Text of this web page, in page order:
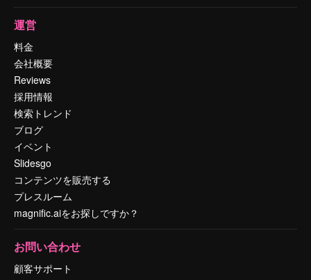
運営
料金
会社概要
Reviews
採用情報
検索トレンド
ブログ
イベント
Slidesgo
コンテンツを販売する
プレスルーム
magnific.aiをお探しですか？
お問い合わせ
顧客サポート